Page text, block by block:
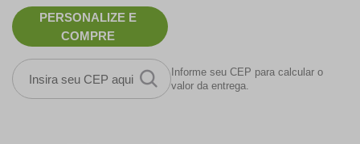
PERSONALIZE E
COMPRE
Informe seu CEP para calcular o
valor da entrega.